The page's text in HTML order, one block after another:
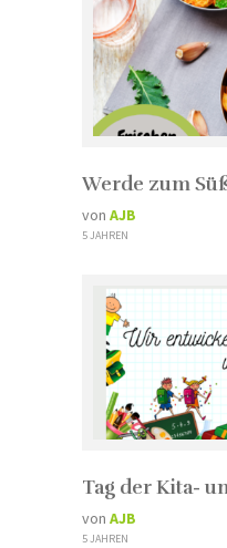
Werde zum
von AJB
5 JAHREN
Tag der Kita-
von AJB
5 JAHREN